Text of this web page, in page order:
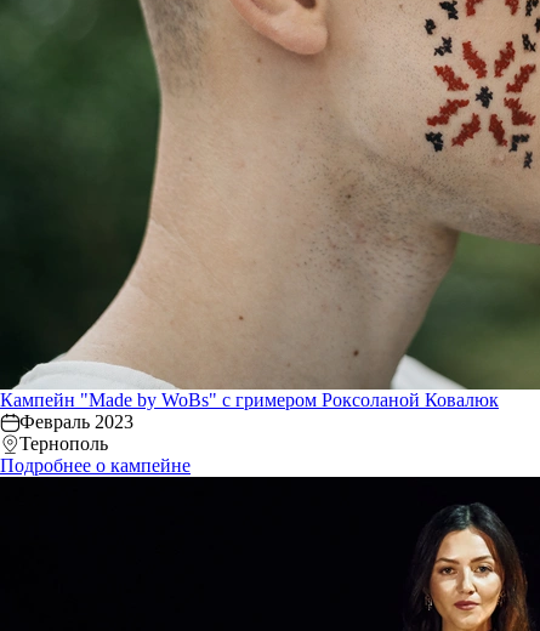
Кампейн "Made by WoBs" с гримером Роксоланой Ковалюк
Февраль 2023
Тернополь
Подробнее о кампейне